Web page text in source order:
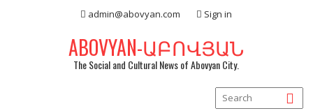
admin@abovyan.com Sign in
ABOVYAN-ԱԲՈՎՅԱՆ
The Social and Cultural News of Abovyan City.